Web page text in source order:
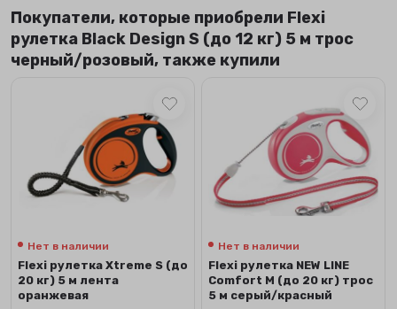
Покупатели, которые приобрели Flexi
рулетка Black Design S (до 12 кг) 5 м трос
черный/розовый, также купили
Нет в наличии
Flexi рулетка Xtreme S (до
20 кг) 5 м лента
оранжевая
Нет в наличии
Flexi рулетка NEW LINE
Comfort М (до 20 кг) трос
5 м серый/красный